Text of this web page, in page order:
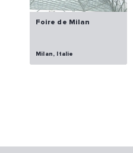
Foire de Milan
Milan, Italie